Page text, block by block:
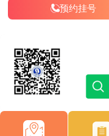
预约挂号